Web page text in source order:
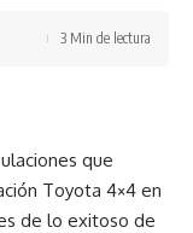
3 Min de lectura
que
Toyota 4×4 en
de lo exitoso de